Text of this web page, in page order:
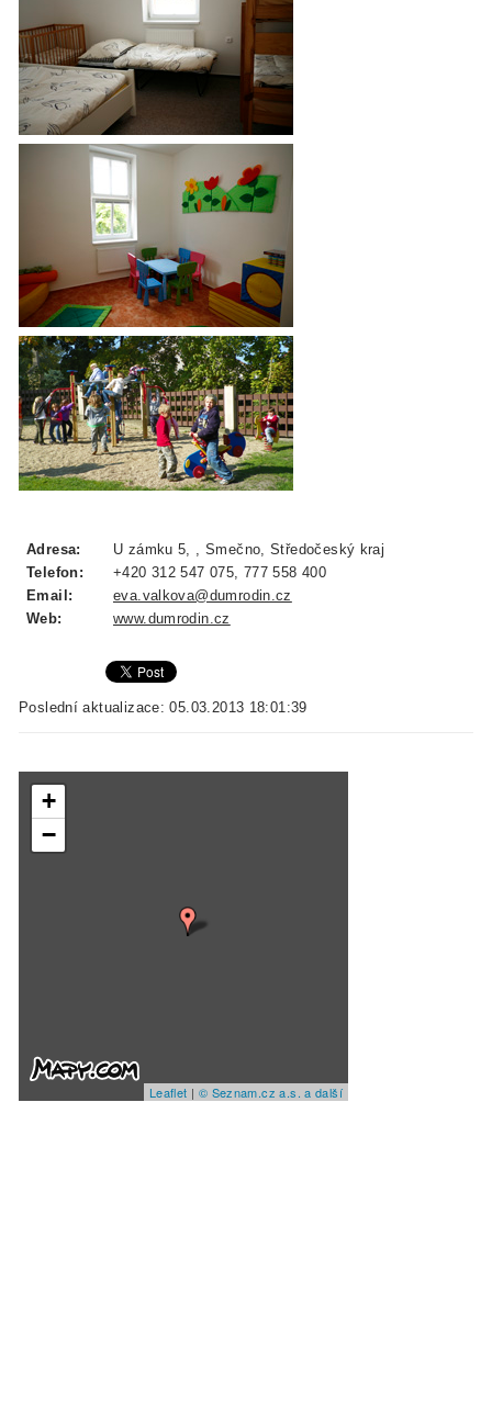
Adresa:
U zámku 5, , Smečno, Středočeský kraj
Telefon:
+420 312 547 075, 777 558 400
Email:
eva.valkova@dumrodin.cz
Web:
www.dumrodin.cz
Poslední aktualizace: 05.03.2013 18:01:39
+
−
Leaflet | © Seznam.cz a.s. a další